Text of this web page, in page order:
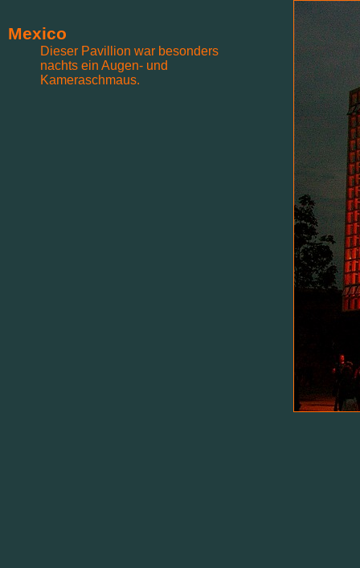
Mexico
Dieser Pavillion war besonders
nachts ein Augen- und
Kameraschmaus.